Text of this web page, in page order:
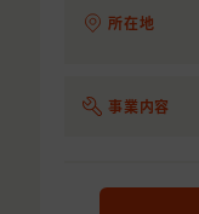
所在地
事業内容